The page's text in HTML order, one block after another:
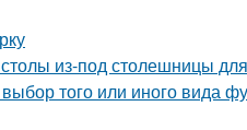
из-под столешницы для
того или иного вида